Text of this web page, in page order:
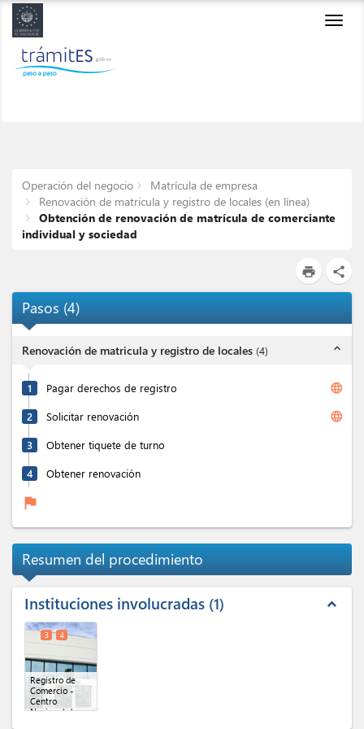
Operación del negocio
Matrícula de empresa
Renovación de matricula y registro de locales (en línea)
Obtención de renovación de matrícula de comerciante
individual y sociedad
print share
Pasos (4)
Renovación de matricula y registro de locales (4) expand_less
1 Pagar derechos de registro language
2 Solicitar renovación language
3 Obtener tiquete de turno
4 Obtener renovación
flag
Resumen del procedimiento
Instituciones involucradas 1 expand_less
Registro de
Comercio -
Centro
Nacional de
3 4